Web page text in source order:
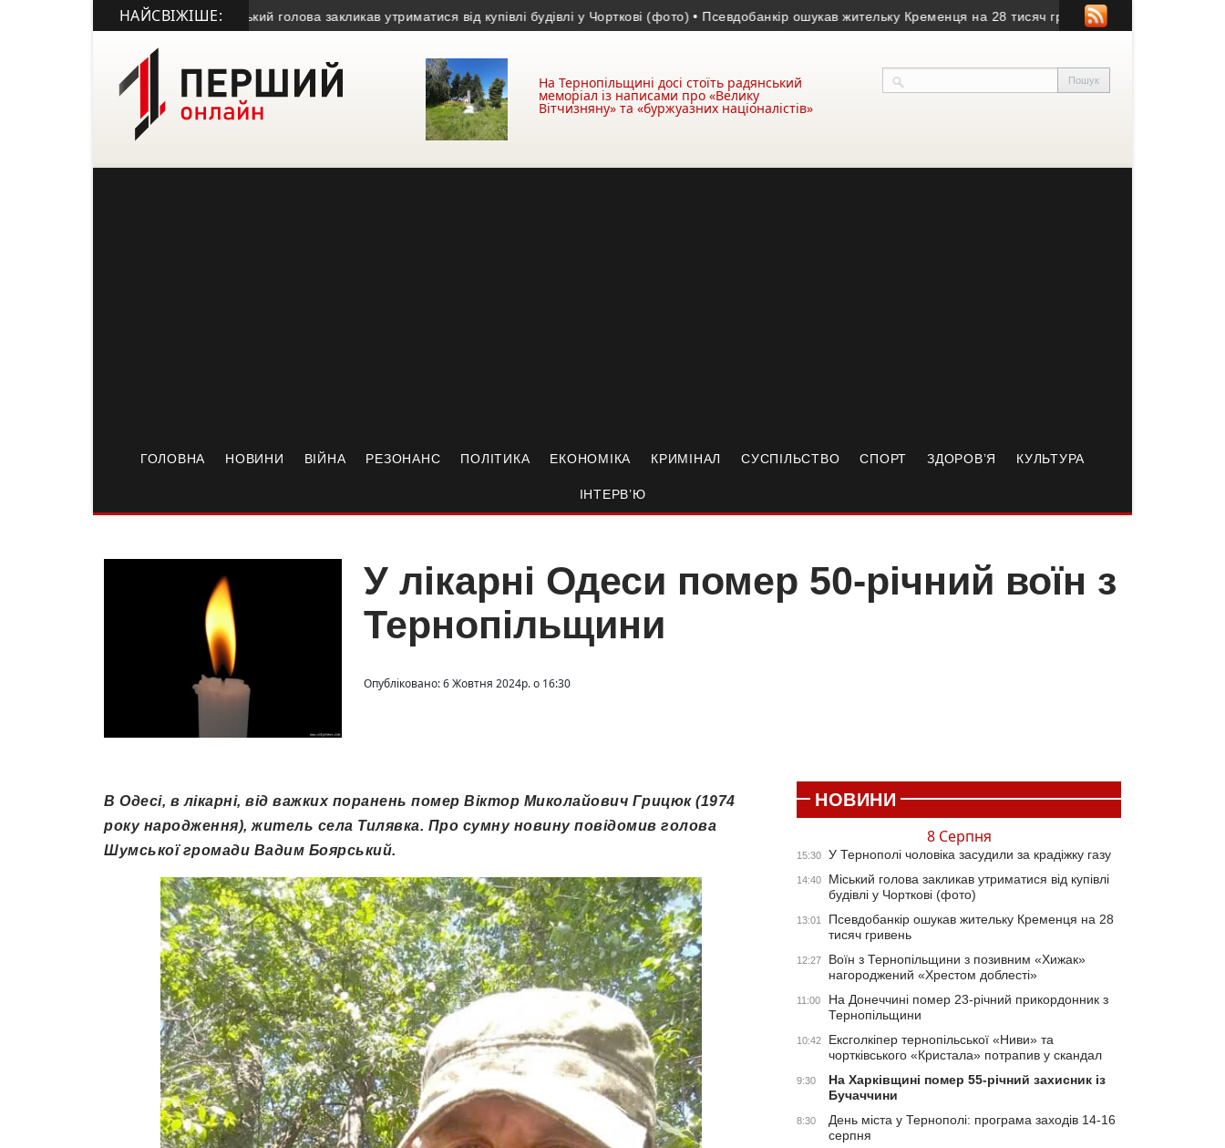
НАЙСВІЖІШЕ:
за крадіжку газу • Міський голова закликав утриматися від купівлі будівлі у Чорткові (фото) • Псевдобанкір ошукав жительку Кременця на 28 тисяч гривень • Воїн з Тернопільщини
На Тернопільщині досі стоїть радянський
меморіал із написами про «Велику
Вітчизняну» та «буржуазних націоналістів»
ГОЛОВНА НОВИНИ ВІЙНА РЕЗОНАНС ПОЛІТИКА ЕКОНОМІКА КРИМІНАЛ СУСПІЛЬСТВО СПОРТ ЗДОРОВ’Я КУЛЬТУРА
ІНТЕРВ’Ю
У лікарні Одеси помер 50-річний воїн з
Тернопільщини
Опубліковано: 6 Жовтня 2024р. о 16:30
В Одесі, в лікарні, від важких поранень помер Віктор Миколайович Грицюк (1974
року народження), житель села Тилявка. Про сумну новину повідомив голова
Шумської громади Вадим Боярський.
НОВИНИ
8 Серпня
15:30 У Тернополі чоловіка засудили за крадіжку газу
14:40
Міський голова закликав утриматися від купівлі
будівлі у Чорткові (фото)
13:01
Псевдобанкір ошукав жительку Кременця на 28
тисяч гривень
12:27
Воїн з Тернопільщини з позивним «Хижак»
нагороджений «Хрестом доблесті»
11:00
На Донеччині помер 23-річний прикордонник з
Тернопільщини
10:42
Ексголкіпер тернопільської «Ниви» та
чортківського «Кристала» потрапив у скандал
9:30
На Харківщині помер 55-річний захисник із
Бучаччини
8:30
День міста у Тернополі: програма заходів 14-16
серпня